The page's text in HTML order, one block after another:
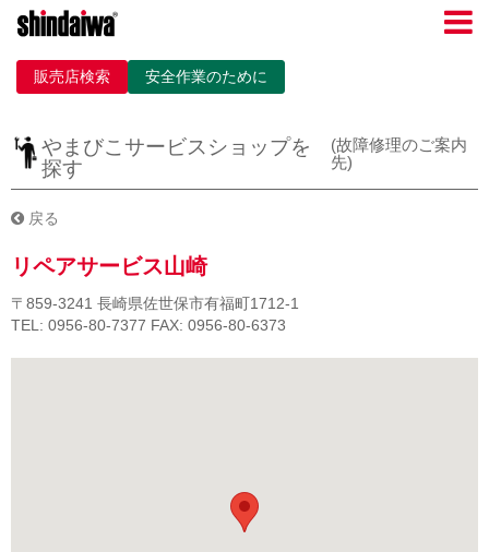
販売店検索 安全作業のために
やまびこサービスショップを
探す
(故障修理のご案内
先)
戻る
リペアサービス山崎
〒859-3241 長崎県佐世保市有福町1712-1
TEL: 0956-80-7377 FAX: 0956-80-6373